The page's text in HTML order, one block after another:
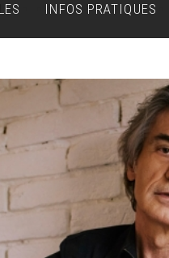
INFOS PRATIQUES